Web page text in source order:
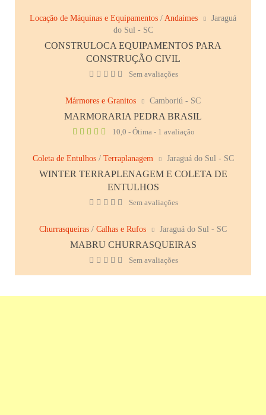
Locação de Máquinas e Equipamentos / Andaimes
Jaraguá
do Sul - SC
CONSTRULOCA EQUIPAMENTOS PARA
CONSTRUÇÃO CIVIL
Sem avaliações
Mármores e Granitos Camboriú - SC
MARMORARIA PEDRA BRASIL
10,0 - Ótima - 1 avaliação
Coleta de Entulhos/ Terraplanagem Jaraguá do Sul - SC
WINTER TERRAPLENAGEM E COLETA DE
ENTULHOS
Sem avaliações
Churrasqueiras / Calhas e Rufos Jaraguá do Sul - SC
MABRU CHURRASQUEIRAS
Sem avaliações